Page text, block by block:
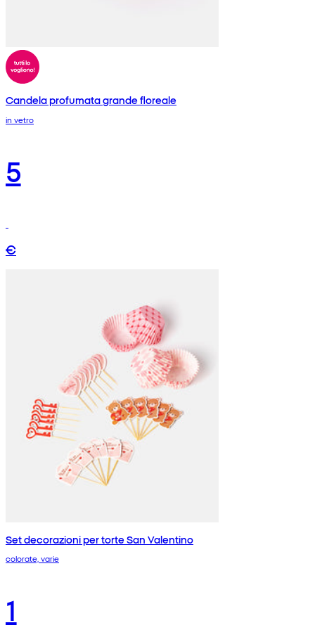
Candela profumata grande floreale
in vetro
5
€
Set decorazioni per torte San Valentino
colorate, varie
1